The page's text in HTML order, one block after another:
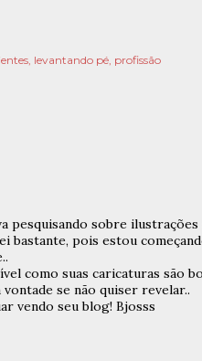
levantando pé profissão
pesquisando sobre ilustrações
bastante, pois estou
como suas caricaturas são
se não quiser revelar..
vendo seu blog! Bjosss